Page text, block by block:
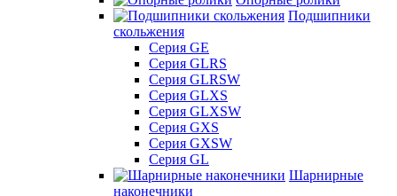
Подшипники
скольжения
Серия GE
Серия GLRS
Серия GLRSW
Серия GLXS
Серия GLXSW
Серия GXS
Серия GXSW
Серия GL
Шарнирные
наконечники